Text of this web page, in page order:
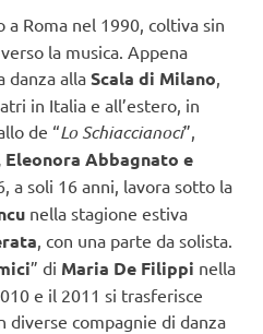
a Roma nel 1990, coltiva sin
la musica. Appena
danza alla Scala di Milano
in Italia e all’estero, in
de “Lo Schiaccianoci”,
Abbagnato e
a soli 16 anni, lavora sotto la
nella stagione estiva
, con una parte da solista.
” di Maria De Filippi nella
e il 2011 si trasferisce
diverse compagnie di danza